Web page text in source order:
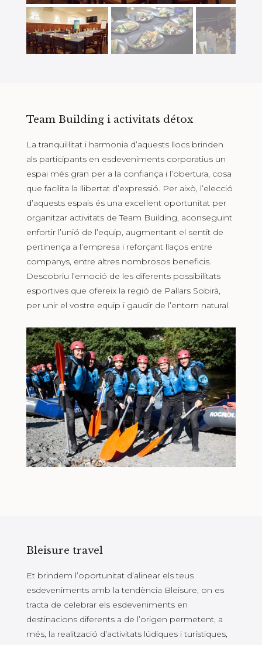
Team Building i activitats détox
La tranquil·litat i harmonia d’aquests llocs brinden
als participants en esdeveniments corporatius un
espai més gran per a la confiança i l’obertura, cosa
que facilita la llibertat d’expressió. Per això, l’elecció
d’aquests espais és una excel·lent oportunitat per
organitzar activitats de Team Building, aconseguint
enfortir l’unió de l’equip, augmentant el sentit de
pertinença a l’empresa i reforçant llaços entre
companys, entre altres nombrosos beneficis.
Descobriu l’emoció de les diferents possibilitats
esportives que ofereix la regió de Pallars Sobirà,
per unir el vostre equip i gaudir de l’entorn natural.
Bleisure travel
Et brindem l’oportunitat d’alinear els teus
esdeveniments amb la tendència Bleisure, on es
tracta de celebrar els esdeveniments en
destinacions diferents a de l’origen permetent, a
més, la realització d’activitats lúdiques i turístiques,